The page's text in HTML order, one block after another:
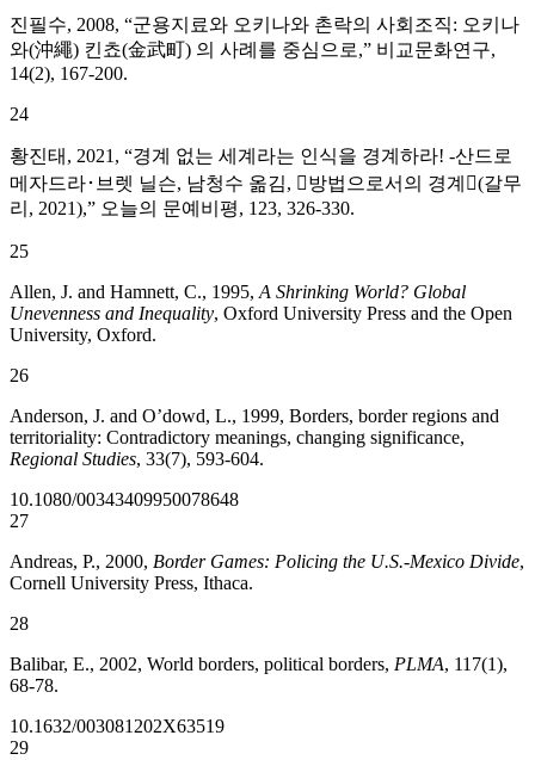
진필수, 2008, “군용지료와 오키나와 촌락의 사회조직: 오키나
와(沖繩) 킨쵸(金武町) 의 사례를 중심으로,” 비교문화연구,
14(2), 167-200.
24
황진태, 2021, “경계 없는 세계라는 인식을 경계하라! -산드로
메자드라･브렛 닐슨, 남청수 옮김, 󰡔방법으로서의 경계󰡕(갈무
리, 2021),” 오늘의 문예비평, 123, 326-330.
25
Allen, J. and Hamnett, C., 1995, A Shrinking World? Global
Unevenness and Inequality, Oxford University Press and the Open
University, Oxford.
26
Anderson, J. and O’dowd, L., 1999, Borders, border regions and
territoriality: Contradictory meanings, changing significance,
Regional Studies, 33(7), 593-604.
10.1080/00343409950078648
27
Andreas, P., 2000, Border Games: Policing the U.S.-Mexico Divide,
Cornell University Press, Ithaca.
28
Balibar, E., 2002, World borders, political borders, PLMA, 117(1),
68-78.
10.1632/003081202X63519
29